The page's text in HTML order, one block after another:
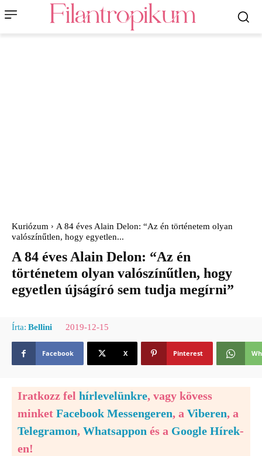
Kuriózum
A 84 éves Alain Delon: “Az én történetem olyan
valószínűtlen, hogy egyetlen...
A 84 éves Alain Delon: “Az én
történetem olyan valószínűtlen, hogy
egyetlen újságíró sem tudja megírni”
Írta: Bellini 2019-12-15
Facebook X Pinterest
Iratkozz fel hírlevelünkre, vagy kövess
minket Facebook Messengeren, a Viberen, a
Telegramon, Whatsappon és a Google Hírek-
en!